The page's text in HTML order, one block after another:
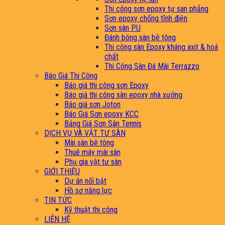
Thi công sơn epoxy tự san phẳng
Sơn epoxy chống tĩnh điện
Sơn sàn PU
Đánh bóng sàn bê tông
Thi công sàn Epoxy kháng axit & hoá
chất
Thi Công Sàn Đá Mài Terrazzo
Báo Giá Thi Công
Báo giá thi công sơn Epoxy
Báo giá thi công sàn epoxy nhà xưởng
Báo giá sơn Joton
Báo Giá Sơn epoxy KCC
Bảng Giá Sơn Sân Tennis
DỊCH VỤ VÀ VẬT TƯ SÀN
Mài sàn bê tông
Thuê máy mài sàn
Phụ gia vật tư sàn
GIỚI THIỆU
Dự án nổi bật
Hồ sơ năng lực
TIN TỨC
Kỹ thuật thi công
LIÊN HỆ